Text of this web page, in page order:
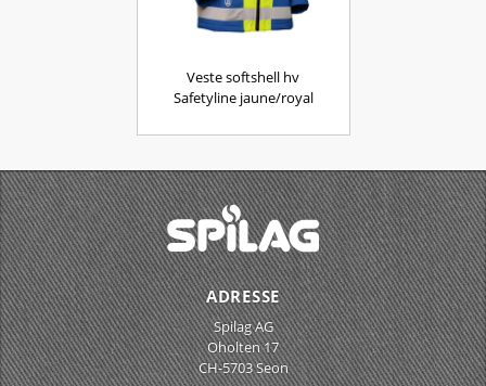
Veste softshell hv
Safetyline jaune/royal
ADRESSE
Spilag AG
Oholten 17
CH-5703 Seon